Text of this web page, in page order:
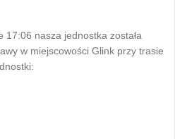
nasza jednostka została
w miejscowości Glink przy trasie